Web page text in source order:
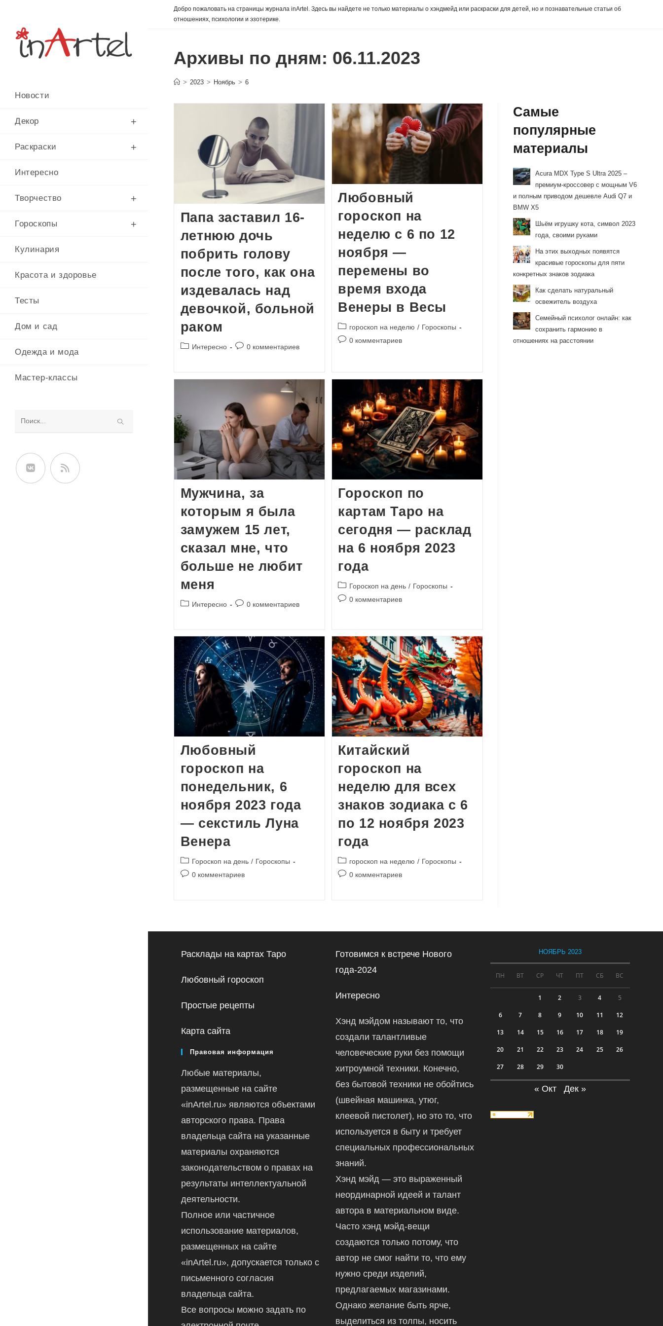
ПерейтиДобро пожаловать на страницы журнала inArtel. Здесь вы найдете не только материалы о хэндмейд или раскраски для детей, но и познавательные статьи об
отношениях, психологии и эзотерике.
Новости
Декор
Раскраски
Интересно
Творчество
Гороскопы
Кулинария
Красота и здоровье
Тесты
Дом и сад
Одежда и мода
Мастер-классы
сайте
Архивы по дням: 06.11.2023
> 2023 > Ноябрь > 6
Папа заставил 16-
летнюю дочь
побрить голову
после того, как она
издевалась над
девочкой, больной
раком
Рубрика
Интересно
Комментарии
0 комментариев
Любовный
гороскоп на
неделю с 6 по 12
ноября —
перемены во
время входа
Венеры в Весы
Рубрика
записи:
гороскоп на неделю / Гороскопы
Комментарии
0 комментариев
Мужчина, за
которым я была
замужем 15 лет,
сказал мне, что
больше не любит
меня
Рубрика
Интересно
Комментарии
0 комментариев
Гороскоп по
картам Таро на
сегодня — расклад
на 6 ноября 2023
года
Рубрика
записи:
Гороскоп на день / Гороскопы
Комментарии
0 комментариев
Любовный
гороскоп на
понедельник, 6
ноября 2023 года
— секстиль Луна
Венера
Рубрика
записи:
Гороскоп на день / Гороскопы
Комментарии
0 комментариев
Китайский
гороскоп на
неделю для всех
знаков зодиака с 6
по 12 ноября 2023
года
Рубрика
записи:
гороскоп на неделю / Гороскопы
Комментарии
0 комментариев
Самые
популярные
материалы
Acura MDX Type S Ultra 2025 –
премиум-кроссовер с мощным V6
и полным приводом дешевле Audi Q7 и
BMW X5
Шьём игрушку кота, символ 2023
года, своими руками
На этих выходных появятся
красивые гороскопы для пяти
конкретных знаков зодиака
Как сделать натуральный
освежитель воздуха
Семейный психолог онлайн: как
сохранить гармонию в
отношениях на расстоянии
Расклады на картах Таро
Любовный гороскоп
Простые рецепты
Карта сайта
Правовая информация
Любые материалы,
размещенные на сайте
«inArtel.ru» являются объектами
авторского права. Права
владельца сайта на указанные
материалы охраняются
законодательством о правах на
результаты интеллектуальной
деятельности.
Полное или частичное
использование материалов,
размещенных на сайте
«inArtel.ru», допускается только с
письменного согласия
владельца сайта.
Все вопросы можно задать по
Готовимся к встрече Нового
года-2024
Интересно
Хэнд мэйдом называют то, что
создали талантливые
человеческие руки без помощи
хитроумной техники. Конечно,
без бытовой техники не обойтись
(швейная машинка, утюг,
клеевой пистолет), но это то, что
используется в быту и требует
специальных профессиональных
знаний.
Хэнд мэйд — это выраженный
неординарной идеей и талант
автора в материальном виде.
Часто хэнд мэйд-вещи
создаются только потому, что
автор не смог найти то, что ему
нужно среди изделий,
предлагаемых магазинами.
Однако желание быть ярче,
выделиться из толпы, носить
НОЯБРЬ 2023
ПН ВТ СР ЧТ ПТ СБ ВС
1 2 3 4 5
6 7 8 9 10 11 12
13 14 15 16 17 18 19
20 21 22 23 24 25 26
27 28 29 30
« Окт Дек »